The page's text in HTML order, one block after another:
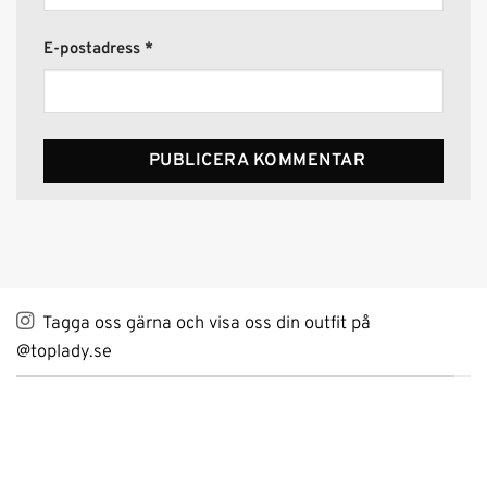
E-postadress *
Tagga oss gärna och visa oss din outfit på
@toplady.se